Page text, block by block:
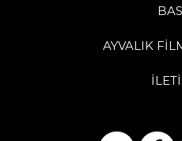
AYVALIK